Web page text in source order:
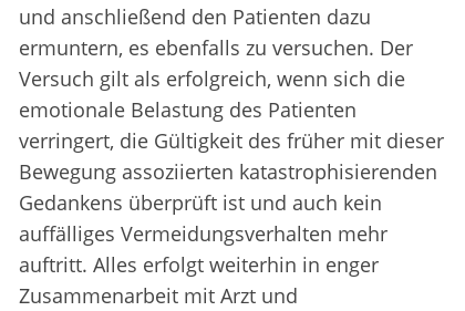
und anschließend den Patienten dazu
ermuntern, es ebenfalls zu versuchen. Der
Versuch gilt als erfolgreich, wenn sich die
emotionale Belastung des Patienten
verringert, die Gültigkeit des früher mit dieser
Bewegung assoziierten katastrophisierenden
Gedankens überprüft ist und auch kein
auffälliges Vermeidungsverhalten mehr
auftritt. Alles erfolgt weiterhin in enger
Zusammenarbeit mit Arzt und